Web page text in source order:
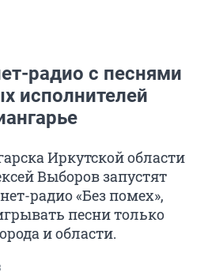
радио с песнями
исполнителей
Иркутской области
Выборов запустят
радио «Без помех»,
песни только
и области.